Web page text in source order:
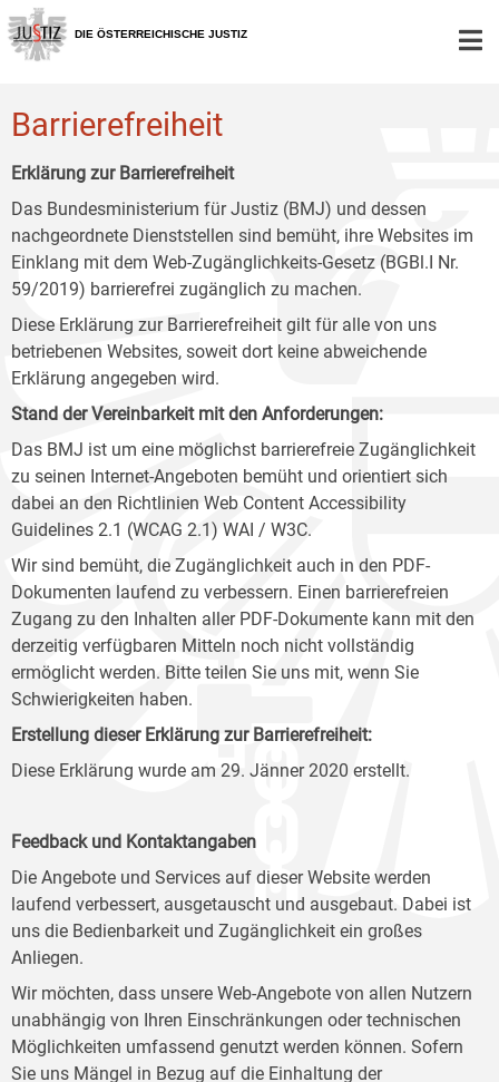
Zur
Hauptnavigation
[1]
Zum
Inhalt
[2]
Zum
Untermenü
[3]
DIE ÖSTERREICHISCHE JUSTIZ
Barrierefreiheit
Erklärung zur Barrierefreiheit
Das Bundesministerium für Justiz (BMJ) und dessen
nachgeordnete Dienststellen sind bemüht, ihre Websites im
Einklang mit dem Web-Zugänglichkeits-Gesetz (BGBl.I Nr.
59/2019) barrierefrei zugänglich zu machen.
Diese Erklärung zur Barrierefreiheit gilt für alle von uns
betriebenen Websites, soweit dort keine abweichende
Erklärung angegeben wird.
Stand der Vereinbarkeit mit den Anforderungen:
Das BMJ ist um eine möglichst barrierefreie Zugänglichkeit
zu seinen Internet-Angeboten bemüht und orientiert sich
dabei an den Richtlinien Web Content Accessibility
Guidelines 2.1 (WCAG 2.1) WAI / W3C.
Wir sind bemüht, die Zugänglichkeit auch in den PDF-
Dokumenten laufend zu verbessern. Einen barrierefreien
Zugang zu den Inhalten aller PDF-Dokumente kann mit den
derzeitig verfügbaren Mitteln noch nicht vollständig
ermöglicht werden. Bitte teilen Sie uns mit, wenn Sie
Schwierigkeiten haben.
Erstellung dieser Erklärung zur Barrierefreiheit:
Diese Erklärung wurde am 29. Jänner 2020 erstellt.
Feedback und Kontaktangaben
Die Angebote und Services auf dieser Website werden
laufend verbessert, ausgetauscht und ausgebaut. Dabei ist
uns die Bedienbarkeit und Zugänglichkeit ein großes
Anliegen.
Wir möchten, dass unsere Web-Angebote von allen Nutzern
unabhängig von Ihren Einschränkungen oder technischen
Möglichkeiten umfassend genutzt werden können. Sofern
Sie uns Mängel in Bezug auf die Einhaltung der